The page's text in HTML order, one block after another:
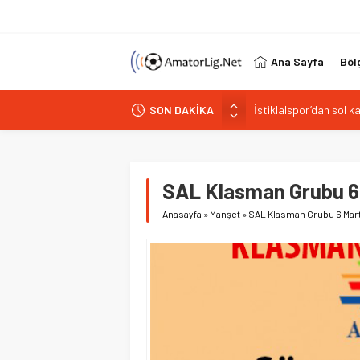
Ana Sayfa
SON DAKİKA
İstiklalspor’dan sol
Paşabahçespor’da
Kuzeyin Kaplanları
SAL Klasman Grubu
Anasayfa » Manşet » SAL Klasman Grubu 6